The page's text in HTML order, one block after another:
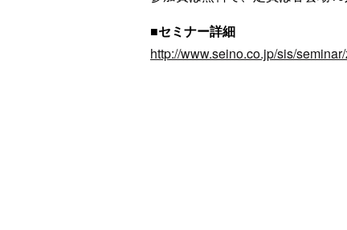
■セミナー詳細
http://www.seino.co.jp/sis/